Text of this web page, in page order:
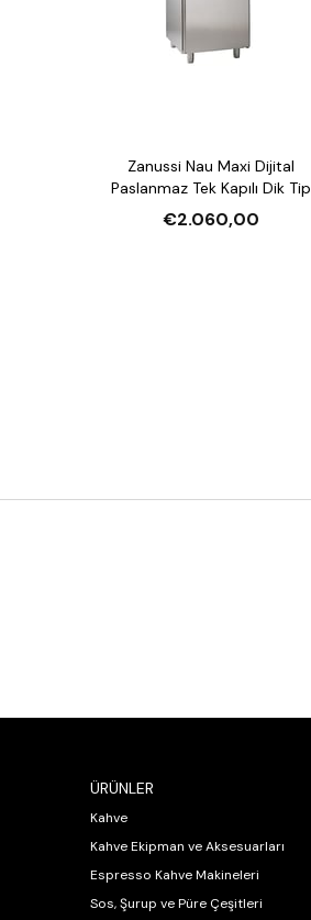
Zanussi Nau Maxi Dijital
Paslanmaz Tek Kapılı Dik Tip
Buzdolabı, 670 L
€2.060,00
ÜRÜNLER
Kahve
Kahve Ekipman ve Aksesuarları
Espresso Kahve Makineleri
Sos, Şurup ve Püre Çeşitleri